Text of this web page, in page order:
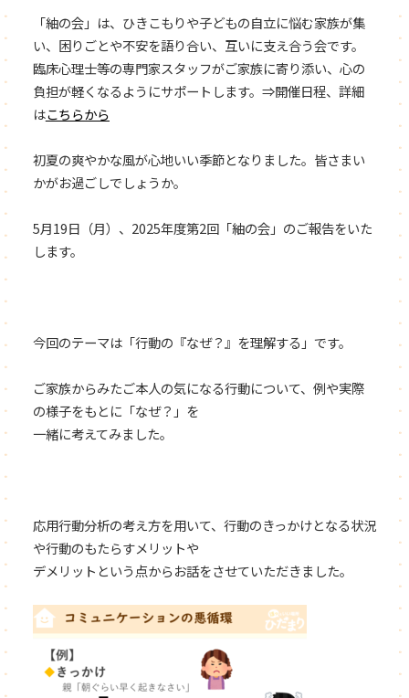
「紬の会」は、ひきこもりや子どもの自立に悩む家族が集
い、困りごとや不安を語り合い、互いに支え合う会です。
臨床心理士等の専門家スタッフがご家族に寄り添い、心の
負担が軽くなるようにサポートします。⇒開催日程、詳細
はこちらから
初夏の爽やかな風が心地いい季節となりました。皆さまい
かがお過ごしでしょうか。
5月19日（月）、2025年度第2回「紬の会」のご報告をいた
します。
今回のテーマは「行動の『なぜ？』を理解する」です。
ご家族からみたご本人の気になる行動について、例や実際
の様子をもとに「なぜ？」を
一緒に考えてみました。
応用行動分析の考え方を用いて、行動のきっかけとなる状況
や行動のもたらすメリットや
デメリットという点からお話をさせていただきました。